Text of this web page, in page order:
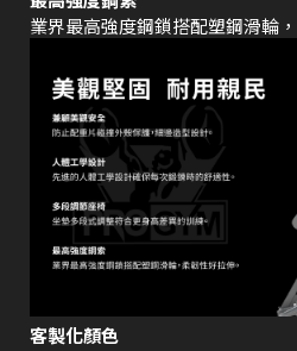
業界最高強度鋼鎖搭配塑鋼滑輪
客製化顏色